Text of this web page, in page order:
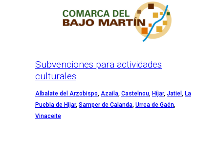
Subvenciones para actividades
culturales
Albalate del Arzobispo, Azaila, Castelnou, Híjar, Jatiel , La
Puebla de Híjar, Samper de Calanda, Urrea de Gaén,
Vinaceite